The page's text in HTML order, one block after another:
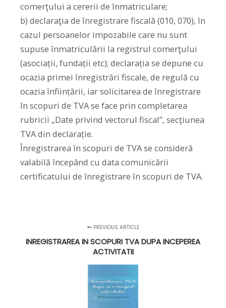
comerţului a cererii de înmatriculare;
b) declaraţia de înregistrare fiscală (010, 070), în
cazul persoanelor impozabile care nu sunt
supuse înmatriculării la registrul comerţului
(asociații, fundații etc); declarația se depune cu
ocazia primei înregistrări fiscale, de regulă cu
ocazia înființării, iar solicitarea de înregistrare
în scopuri de TVA se face prin completarea
rubricii „Date privind vectorul fiscal”, secţiunea
TVA din declarație.
Înregistrarea în scopuri de TVA se consideră
valabilă începând cu data comunicării
certificatului de înregistrare în scopuri de TVA.
PREVIOUS ARTICLE
INREGISTRAREA IN SCOPURI TVA DUPA INCEPEREA
ACTIVITATII